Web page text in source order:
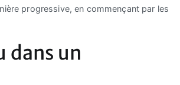
progressive, en commençant par les
dans un